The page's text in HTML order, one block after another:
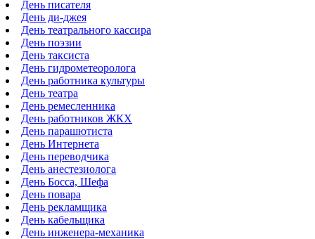
День писателя
День ди-джея
День театрального кассира
День поэзии
День таксиста
День гидрометеоролога
День работника культуры
День театра
День ремесленника
День работников ЖКХ
День парашютиста
День Интернета
День переводчика
День анестезиолога
День Босса, Шефа
День повара
День рекламщика
День кабельщика
День инженера-механика